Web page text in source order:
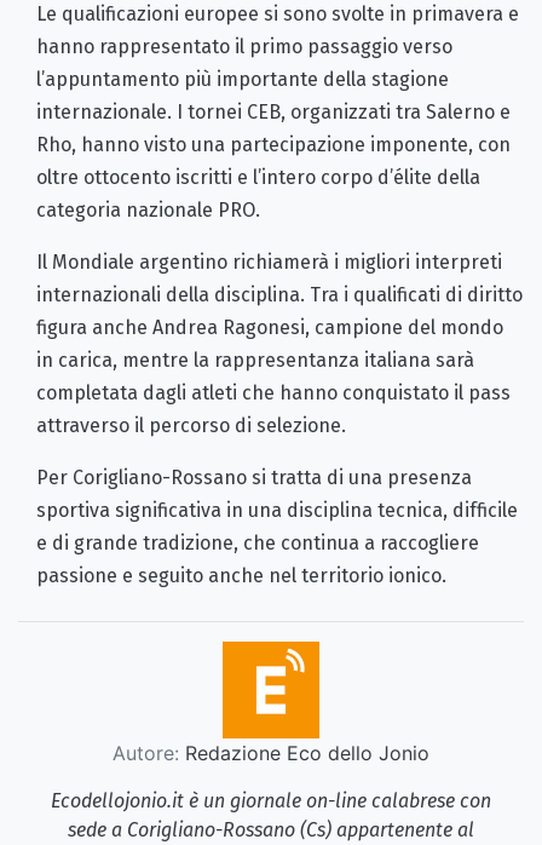
Le qualificazioni europee si sono svolte in primavera e
hanno rappresentato il primo passaggio verso
l’appuntamento più importante della stagione
internazionale. I tornei CEB, organizzati tra Salerno e
Rho, hanno visto una partecipazione imponente, con
oltre ottocento iscritti e l’intero corpo d’élite della
categoria nazionale PRO.
Il Mondiale argentino richiamerà i migliori interpreti
internazionali della disciplina. Tra i qualificati di diritto
figura anche Andrea Ragonesi, campione del mondo
in carica, mentre la rappresentanza italiana sarà
completata dagli atleti che hanno conquistato il pass
attraverso il percorso di selezione.
Per Corigliano-Rossano si tratta di una presenza
sportiva significativa in una disciplina tecnica, difficile
e di grande tradizione, che continua a raccogliere
passione e seguito anche nel territorio ionico.
Autore: Redazione Eco dello Jonio
Ecodellojonio.it è un giornale on-line calabrese con
sede a Corigliano-Rossano (Cs) appartenente al